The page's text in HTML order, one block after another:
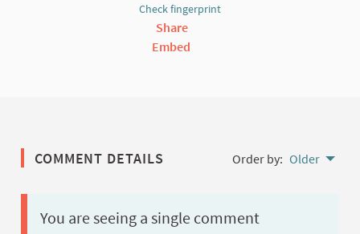
Check fingerprint
Share
Embed
COMMENT DETAILS Order by: Older
You are seeing a single comment